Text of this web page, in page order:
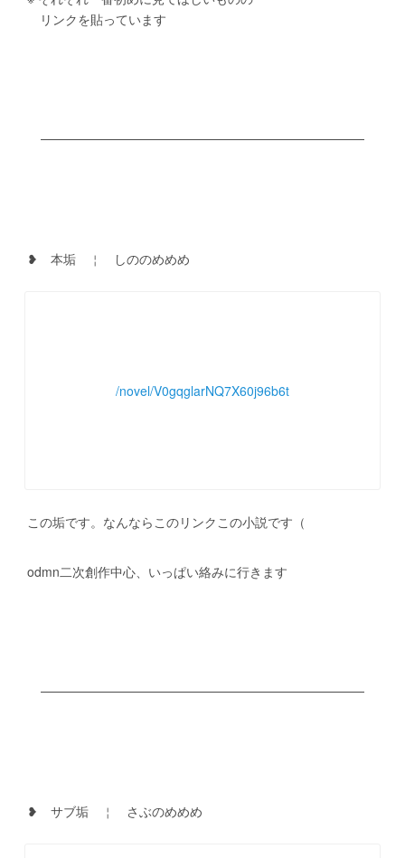
リンクを貼っています
❥　本垢　￤　しののめめめ
/novel/V0gqglarNQ7X60j96b6t
この垢です。なんならこのリンクこの小説です（
odmn二次創作中心、いっぱい絡みに行きます
❥　サブ垢　￤　さぶのめめめ